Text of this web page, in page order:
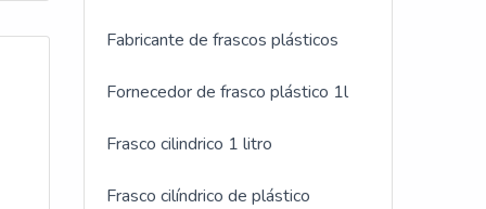
Fabricante de frascos plásticos
Fornecedor de frasco plástico 1l
Frasco cilindrico 1 litro
Frasco cilíndrico de plástico